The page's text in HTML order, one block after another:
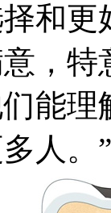
和更
，特
能理
人。”